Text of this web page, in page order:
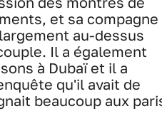
et sa compagne
au-dessus
Il a également
à Dubaï et il a
qu'il avait de
beaucoup aux